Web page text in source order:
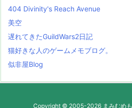
404 Divinity's Reach Avenue
美空
遅れてきたGuildWars2日記
猫好きな人のゲームメモブログ。
似非屋Blog
Copyright © 2005-2026 まみむめも